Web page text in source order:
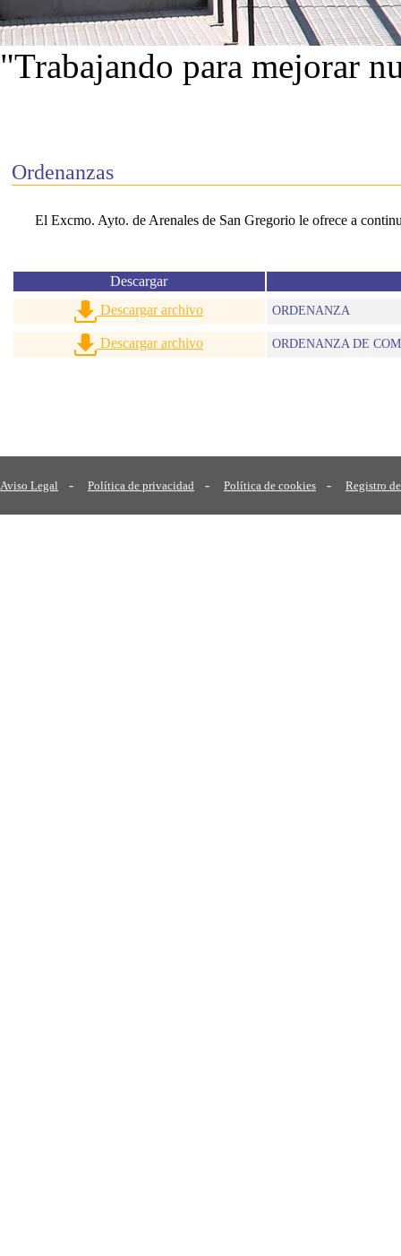
"Trabajando para mejorar
Ordenanzas
El Excmo. Ayto. de Arenales de San Gregorio le ofrece a
Descargar
Descargar archivo
ORDENANZA
Descargar archivo ORDENANZA DE
Aviso Legal - Política de privacidad - Política de cookies - Registro